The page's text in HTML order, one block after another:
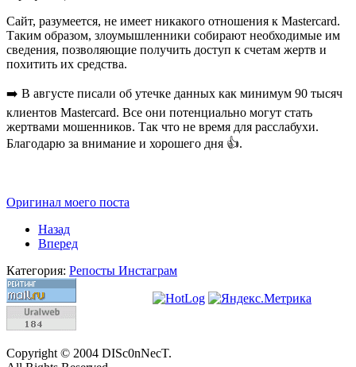
Сайт, разумеется, не имеет никакого отношения к Mastercard.
Таким образом, злоумышленники собирают необходимые им
сведения, позволяющие получить доступ к счетам жертв и
похитить их средства.
➡️ В августе писали об утечке данных как минимум 90 тысяч
клиентов Mastercard. Все они потенциально могут стать
жертвами мошенников. Так что не время для расслабухи.
Благодарю за внимание и хорошего дня 👍.
Оригинал моего поста
Назад
Вперед
Категория: Репосты Инстаграм
Copyright © 2004 DISc0nNecT.